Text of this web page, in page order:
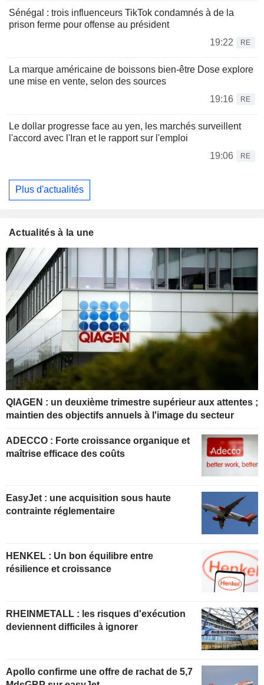
Sénégal : trois influenceurs TikTok condamnés à de la
prison ferme pour offense au président
19:22
RE
La marque américaine de boissons bien-être Dose explore
une mise en vente, selon des sources
19:16
RE
Le dollar progresse face au yen, les marchés surveillent
l'accord avec l'Iran et le rapport sur l'emploi
19:06
RE
Plus d'actualités
Actualités à la une
QIAGEN : un deuxième trimestre supérieur aux attentes ;
maintien des objectifs annuels à l'image du secteur
ADECCO : Forte croissance organique et
maîtrise efficace des coûts
EasyJet : une acquisition sous haute
contrainte réglementaire
HENKEL : Un bon équilibre entre
résilience et croissance
RHEINMETALL : les risques d'exécution
deviennent difficiles à ignorer
Apollo confirme une offre de rachat de 5,7